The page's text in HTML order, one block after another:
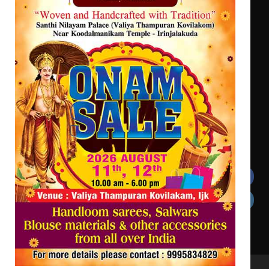
ശക്തമായ കാറ്റിന് സാധ്യത – ആഗസ്റ്റ്
12 വരെ മഴ തുടരും, തൃശൂർ
ജില്ലയിൽ മഞ്ഞ അലർട്ട്
ശക്തമായ മഴ തുടരുന്നു – തൃശൂർ
ജില്ലയിൽ എല്ലാ വിദ്യാഭ്യാസ
സ്ഥാപനങ്ങൾക്കും ശനിയാഴ്ച
അവധി
Get In Touch
Twitter Facebook
LinkedIn Instagram
YouTube